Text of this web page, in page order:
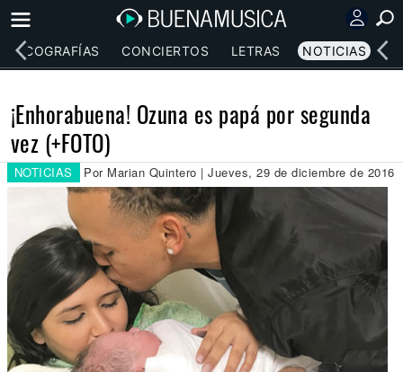
DISCOGRAFÍAS CONCIERTOS LETRAS NOTICIAS
¡Enhorabuena! Ozuna es papá por segunda
vez (+FOTO)
NOTICIAS Por Marian Quintero | Jueves, 29 de diciembre de 2016